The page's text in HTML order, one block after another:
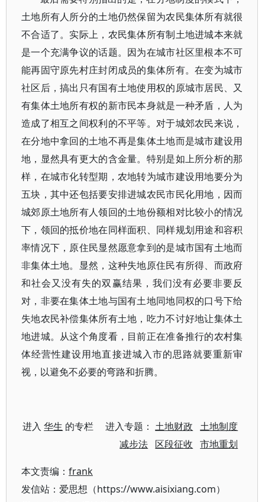
土地所有人所分的土地仍然保留为农民集体所有就很
不合适了。实际上，农民集体所有制土地进城本来就
是一个充满争议的话题。因为在城市社区里根本不可
能再固守原先村庄封闭成员的集体所有。在变为城市
社区后，搞出只有国有土地使用权的原城市居民、又
有集体土地所有权的新市民本身就是一种矛盾，人为
造成了相互之间权利的不平等。对于城郊农民来说，
在分地中拿回的土地不再是集体土地而是城市建设用
地，显然具有更大的含金量。特别是如上所分析的那
样，在城市化转型期，农地转为城市建设用地要分为
五块，其中还包括要安排进城农民市民化用地，因而
城郊原土地所有人领回的土地份额相对比较小的情况
下，领回的抵价地在同样面积、同样规划用途和容积
率情况下，原住民显然愿意拿到的是城市国有土地而
非集体土地。显然，这种失地原住民有所得、而政府
和社会又没有失的双赢结果，我们没有必要非要反
对，非要在集体土地与国有土地同地同权的口号下给
失地农民补偿集体所有土地，吃力不讨好地让集体土
地进城。从这个角度看，目前正在准备推行的农村集
体经营性建设用地直接进城入市的思路就要重新审
视，以避免不必要的弯路和折腾。
进入华生 的专栏 进入专题：土地财政
土地制度
减步法 区段征收 市地重划
本文责编： frank
发信站：爱思想（https://www.aisixiang.com）